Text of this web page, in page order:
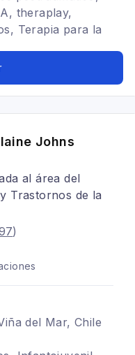
theraplay,
Terapia para la
Johns
al área del
Trastornos de la
)
del Mar, Chile